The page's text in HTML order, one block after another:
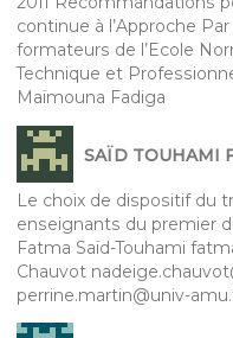
continue à l’Approche
formateurs de l’Ecole
Technique et
Maïmouna Fadiga
SAÏD TOUHAMI
Le choix de dispositif du
enseignants du premier
Fatma Saïd-Touhami
Chauvot
perrine.martin@univ-